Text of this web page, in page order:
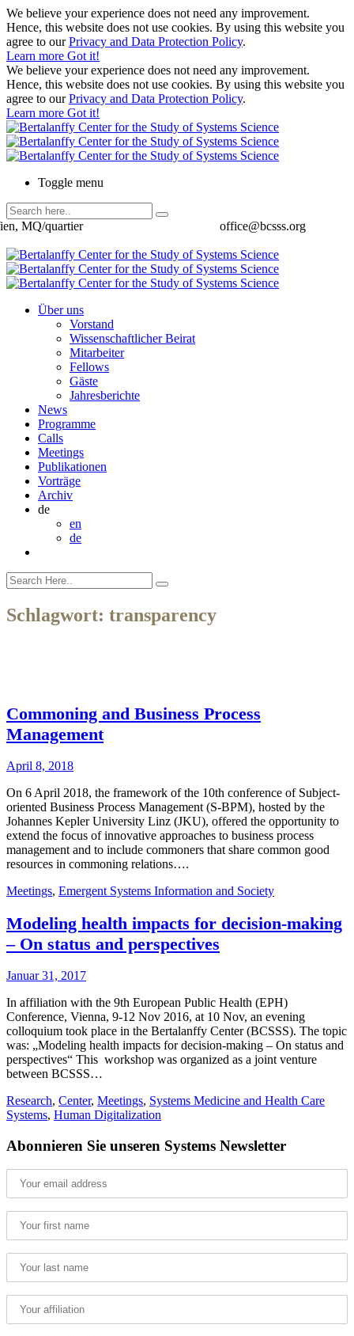
We believe your experience does not need any improvement.
Hence, this website does not use cookies. By using this website you
agree to ourPrivacy and Data Protection Policy.
Learn more Got it!
We believe your experience does not need any improvement.
Hence, this website does not use cookies. By using this website you
agree to ourPrivacy and Data Protection Policy.
Learn more Got it!
Toggle menu
office@bcsss.org
MQ/quartier
Über uns
Vorstand
Wissenschaftlicher Beirat
Mitarbeiter
Fellows
Gäste
Jahresberichte
News
Programme
Calls
Meetings
Publikationen
Vorträge
Archiv
de
en
de
Schlagwort: transparency
Commoning and Business Process
Management
April 8, 2018
On 6 April 2018, the framework of the 10th conference of Subject-
oriented Business Process Management (S-BPM), hosted by the
Johannes Kepler University Linz (JKU), offered the opportunity to
extend the focus of innovative approaches to business process
management and to include commoners that share common good
resources in commoning relations….
Meetings, Emergent Systems Information and Society
Modeling health impacts for decision-making
– On status and perspectives
Januar 31, 2017
In affiliation with the 9th European Public Health (EPH)
Conference, Vienna, 9-12 Nov 2016, at 10 Nov, an evening
colloquium took place in the Bertalanffy Center (BCSSS). The topic
was: „Modeling health impacts for decision-making – On status and
perspectives“ This workshop was organized as a joint venture
between BCSSS…
Research, Center, Meetings, Systems Medicine and Health Care
Systems, Human Digitalization
Abonnieren Sie unseren Systems Newsletter